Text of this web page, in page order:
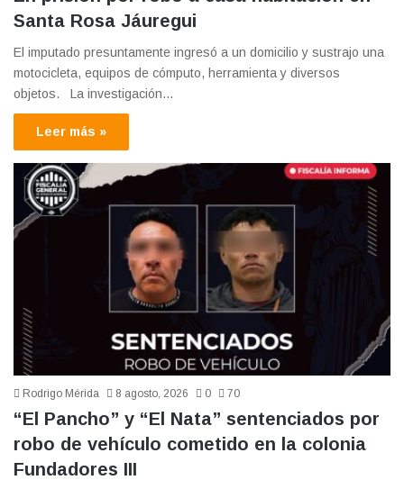
Santa Rosa Jáuregui
El imputado presuntamente ingresó a un domicilio y sustrajo una
motocicleta, equipos de cómputo, herramienta y diversos
objetos. La investigación…
Leer más »
Rodrigo Mérida 8 agosto, 2026 0 70
“El Pancho” y “El Nata” sentenciados por
robo de vehículo cometido en la colonia
Fundadores III